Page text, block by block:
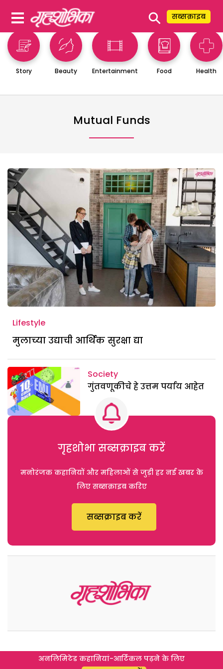
⚲ सब्सक्राइब
Story Beauty Entertainment Food Health
Mutual Funds
Lifestyle
मुलाच्या उद्याची आर्थिक सुरक्षा द्या
Society
गुंतवणूकीचे हे उत्तम पर्याय आहेत
गृहशोभा सब्सक्राइब करें
मनोरंजक कहानियों और महिलाओं से जुड़ी हर नई खबर के
लिए सब्सक्राइब करिए
सब्सक्राइब करें
अनलिमिटेड कहानियां-आर्टिकल पढ़ने के लिए